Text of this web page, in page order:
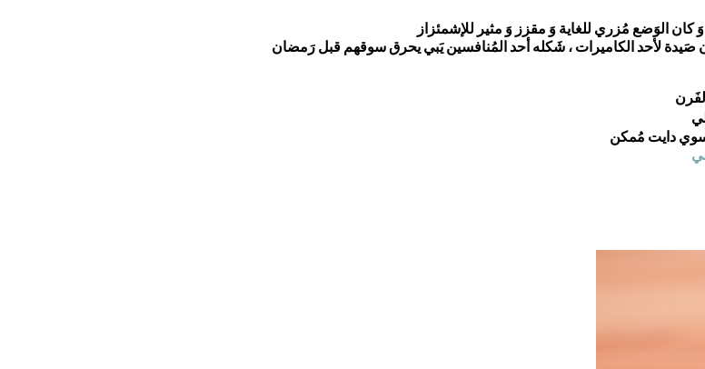
الوَضع مُزري للغاية وَ مقزز وَ مثير للإشمئزاز
لأحد الكاميرات ، شَكله أحد المُنافسين يَبي يحرق سوقهم قبل رَمضان
دايت مُمكن